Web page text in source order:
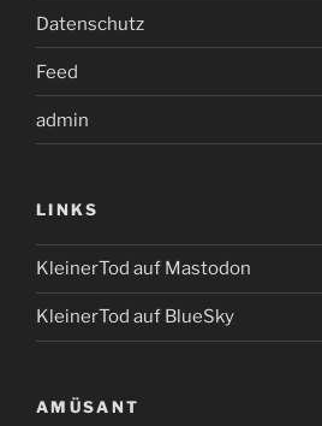
Datenschutz
Feed
admin
LINKS
KleinerTod auf Mastodon
KleinerTod auf BlueSky
AMÜSANT